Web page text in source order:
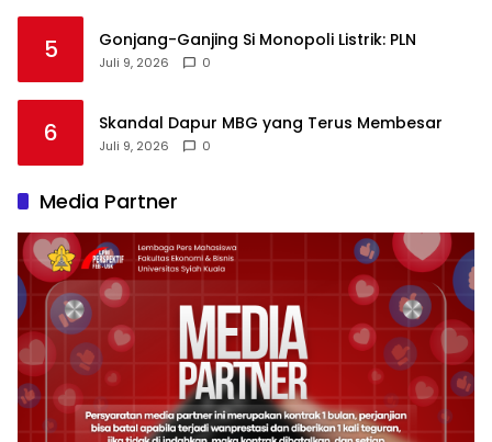
5 Gonjang-Ganjing Si Monopoli Listrik: PLN
Juli 9, 2026 0
6 Skandal Dapur MBG yang Terus Membesar
Juli 9, 2026 0
Media Partner